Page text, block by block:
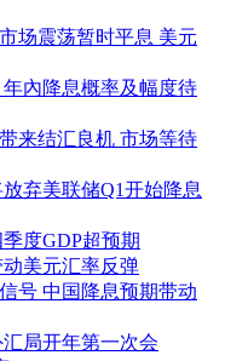
场震荡暂时平息 美元
內降息概率及幅度待
来结汇良机 市场等待
弃美联储Q1开始降息
度GDP超预期
动美元汇率反弹
号 中国降息预期带动
局开年第一次会